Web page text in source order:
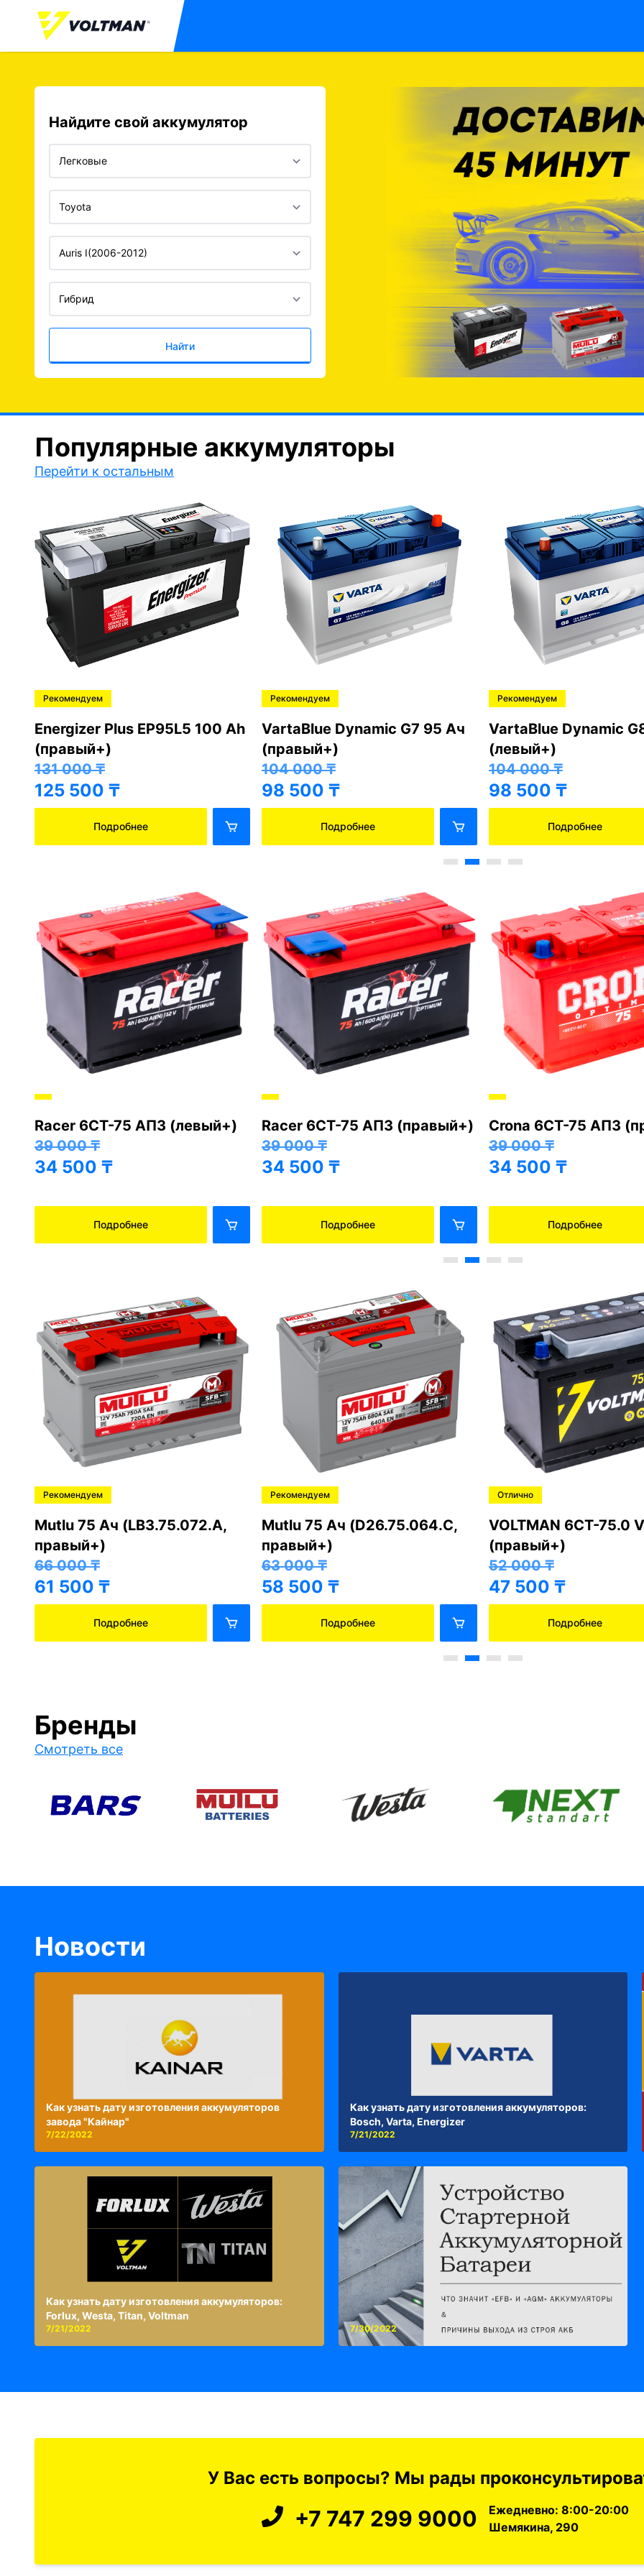
Найдите свой аккумулятор
Найти
Популярные аккумуляторы
Перейти к остальным
Рекомендуем
Energizer Plus EP95L5 100 Ah
(правый+)
131 000₸
125 500 ₸
Подробнее
Рекомендуем
VartaBlue Dynamic G7 95 Ач
(правый+)
104 000₸
98 500 ₸
Подробнее
Рекомендуем
VartaBlue Dynamic
(левый+)
104 000₸
98 500 ₸
Подробнее
Racer 6СТ-75 АПЗ (левый+)
39 000₸
34 500 ₸
Подробнее
Racer 6СТ-75 АПЗ (правый+)
39 000₸
34 500 ₸
Подробнее
Crona 6СТ-75 АПЗ
39 000₸
34 500 ₸
Подробнее
Рекомендуем
Mutlu 75 Ач (LB3.75.072.A,
правый+)
66 000₸
61 500 ₸
Подробнее
Рекомендуем
Mutlu 75 Ач (D26.75.064.C,
правый+)
63 000₸
58 500 ₸
Подробнее
Отлично
VOLTMAN 6CT-75.0
(правый+)
52 000₸
47 500 ₸
Подробнее
Бренды
Смотреть все
Новости
Как узнать дату изготовления аккумуляторов
завода "Кайнар"
7/22/2022
Как узнать дату изготовления аккумуляторов:
Bosch, Varta, Energizer
7/21/2022
Как узнать дату изготовления аккумуляторов:
Forlux, Westa, Titan, Voltman
7/21/2022 7/30/2022
У Вас есть вопросы? Мы рады
+7 747 299 9000
Ежедневно: 8:00-20:00
Шемякина, 290